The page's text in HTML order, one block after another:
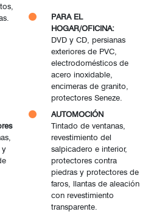
PARA EL
HOGAR/OFICINA:
DVD y CD, persianas
exteriores de PVC,
electrodomésticos de
acero inoxidable,
encimeras de granito,
protectores Seneze.
y
AUTOMOCIÓN
Tintado de ventanas,
revestimiento del
salpicadero e interior,
protectores contra
piedras y protectores de
faros, llantas de aleación
con revestimiento
transparente.